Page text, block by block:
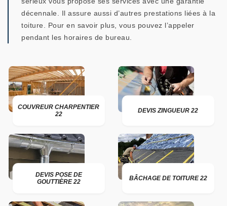
décennale. Il assure aussi d’autres prestations liées à la
toiture. Pour en savoir plus, vous pouvez l’appeler
pendant les horaires de bureau.
COUVREUR CHARPENTIER
22
DEVIS ZINGUEUR 22
DEVIS POSE DE
GOUTTIÈRE 22
BÂCHAGE DE TOITURE 22